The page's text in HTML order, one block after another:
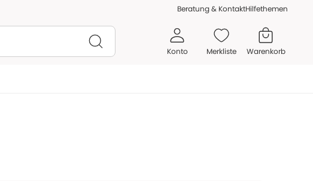
Beratung & KontaktHilfethemen
Konto Merkliste Warenkorb